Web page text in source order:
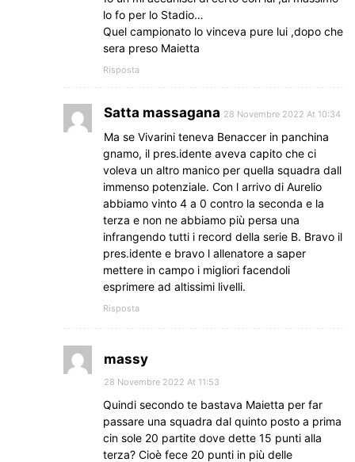
lo fo per lo Stadio…
Quel campionato lo vinceva pure lui ,dopo che
sera preso Maietta
Risposta
Satta massagana 28 Novembre 2022 At 10:34
Ma se Vivarini teneva Benaccer in panchina
gnamo, il pres.idente aveva capito che ci
voleva un altro manico per quella squadra dall
immenso potenziale. Con l arrivo di Aurelio
abbiamo vinto 4 a 0 contro la seconda e la
terza e non ne abbiamo più persa una
infrangendo tutti i record della serie B. Bravo il
pres.idente e bravo l allenatore a saper
mettere in campo i migliori facendoli
esprimere ad altissimi livelli.
Risposta
massy
28 Novembre 2022 At 11:53
Quindi secondo te bastava Maietta per far
passare una squadra dal quinto posto a prima
cin sole 20 partite dove dette 15 punti alla
terza? Cioè fece 20 punti in più delle